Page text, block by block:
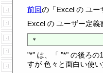
前回の「Excel の ユー
Excel の ユーザー定義
"*" は、「 "*" の後ろの
すが 色々と面白い使い